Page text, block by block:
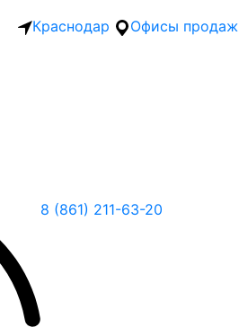
Краснодар Офисы продаж
8 (861) 211-63-20